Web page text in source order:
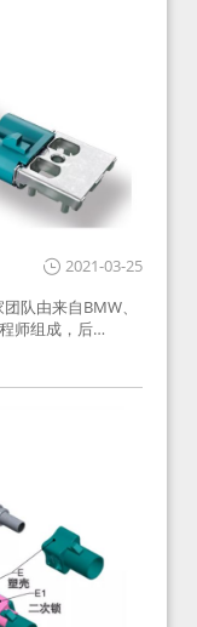
2021-03-25
队由来自BMW、
师组成，后
年并入
车载收音机天线连
射频连接器，被业